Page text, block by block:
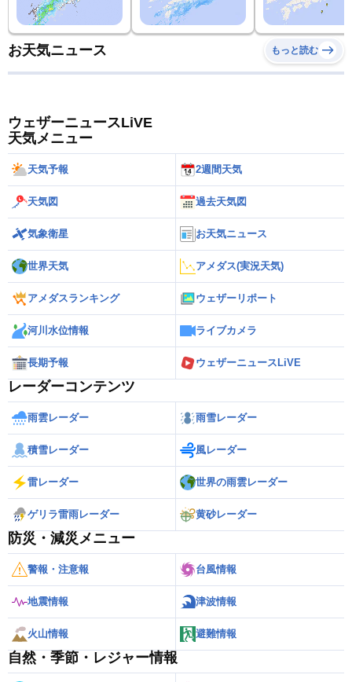
お天気ニュース もっと読む
ウェザーニュースLiVE
天気メニュー
天気予報 2週間天気
天気図 過去天気図
気象衛星 お天気ニュース
世界天気 アメダス(実況天気)
アメダスランキング ウェザーリポート
河川水位情報 ライブカメラ
長期予報 ウェザーニュースLiVE
レーダーコンテンツ
雨雲レーダー 雨雪レーダー
積雪レーダー 風レーダー
雷レーダー 世界の雨雲レーダー
ゲリラ雷雨レーダー 黄砂レーダー
防災・減災メニュー
警報・注意報 台風情報
地震情報 津波情報
火山情報 避難情報
自然・季節・レジャー情報